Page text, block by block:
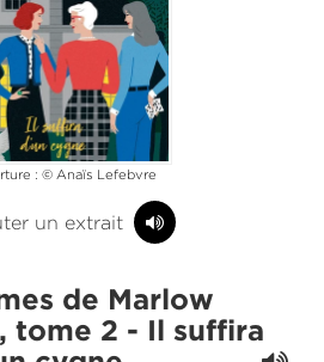
: © Anaïs Lefebvre
un extrait
de Marlow
tome 2 - Il suffira